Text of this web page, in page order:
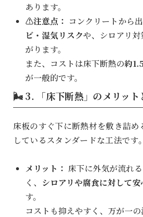
あります。
⚠️注意点： コンクリートから
ビ・湿気リスクや、シロアリ
がります。
また、コストは床下断熱の約
が一般的です。
🌬️ 3. 「床下断熱」のメリット
床板のすぐ下に断熱材を敷き詰め
しているスタンダードな工法です。
メリット： 床下に外気が流れ
く、 シロアリや腐食に対して
す。
コストも抑えやすく、万が一